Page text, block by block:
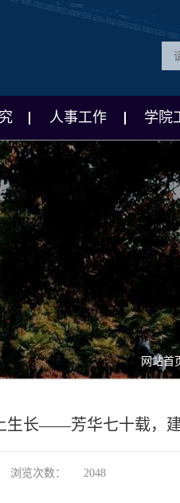
人事工作 学院
网站首
生长——芳华七十载，
浏览次数： 2048